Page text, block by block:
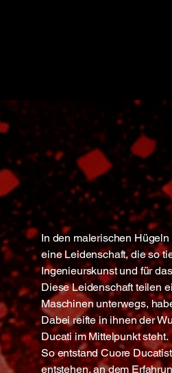
In den malerischen
eine Leidenschaft, die so
Ingenieurskunst und für
Diese Leidenschaft teilen
Maschinen unterwegs,
Dabei reifte in ihnen der
Ducati im Mittelpunkt steht.
So entstand Cuore
entstehen, an dem